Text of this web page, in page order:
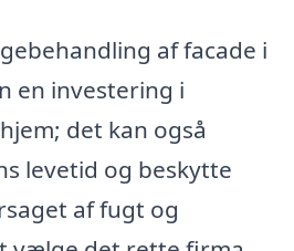
af facade i
en investering i
det kan også
levetid og beskytte
af fugt og